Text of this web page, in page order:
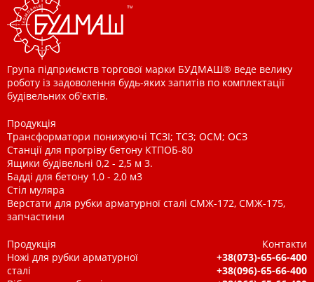
Група підприємств торгової марки БУДМАШ® веде велику
роботу із задоволення будь-яких запитів по комплектації
будівельних об'єктів.
Продукція
Трансформатори понижуючі ТСЗІ; ТСЗ; ОСМ; ОСЗ
Станції для прогріву бетону КТПОБ-80
Ящики будівельні 0,2 - 2,5 м 3.
Бадді для бетону 1,0 - 2,0 м3
Стіл муляра
Верстати для рубки арматурної сталі СМЖ-172, СМЖ-175,
запчастини
Продукція
Ножі для рубки арматурної
сталі
Контакти
+38(073)-65-66-400
+38(096)-65-66-400